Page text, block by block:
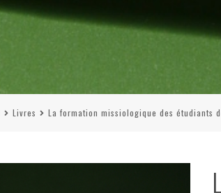
Livres La formation missiologique des étudiants